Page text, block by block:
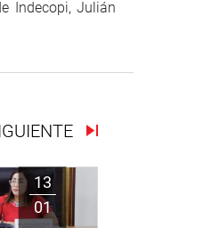
Indecopi, Julián
13
01